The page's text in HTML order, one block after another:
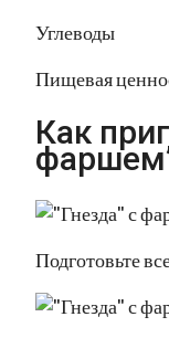
Углеводы
Пищевая
Как
Подготовьте